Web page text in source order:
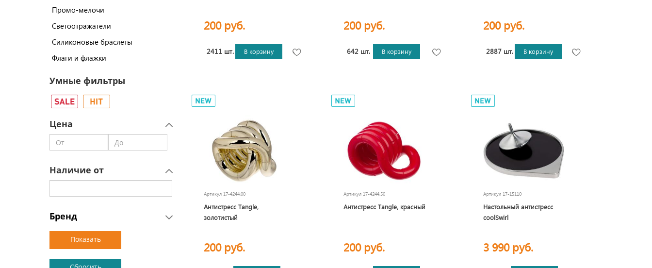
Промо-мелочи
Светоотражатели
Силиконовые браслеты
Флаги и флажки
Умные фильтры
Цена
Наличие от
Бренд
200 руб.
2411 шт. В корзину
200 руб.
642 шт. В корзину
200 руб.
2887 шт. В корзину
Артикул 17-4244.00
Антистресс Tangle,
золотистый
200 руб.
Артикул 17-4244.50
Антистресс Tangle, красный
200 руб.
Артикул 17-15110
Настольный антистресс
coolSwirl
3 990 руб.